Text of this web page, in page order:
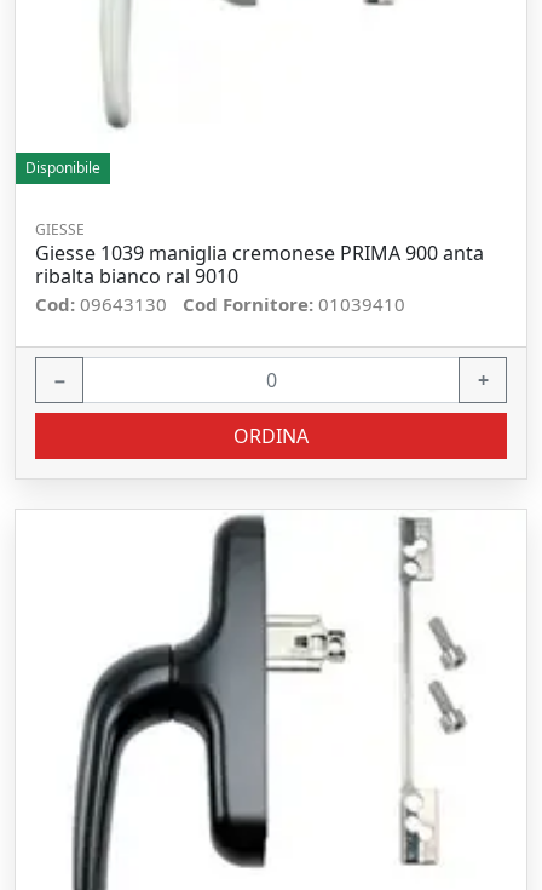
Disponibile
GIESSE
Giesse 1039 maniglia cremonese PRIMA 900 anta
ribalta bianco ral 9010
Cod: 09643130 Cod Fornitore: 01039410
− +
ORDINA